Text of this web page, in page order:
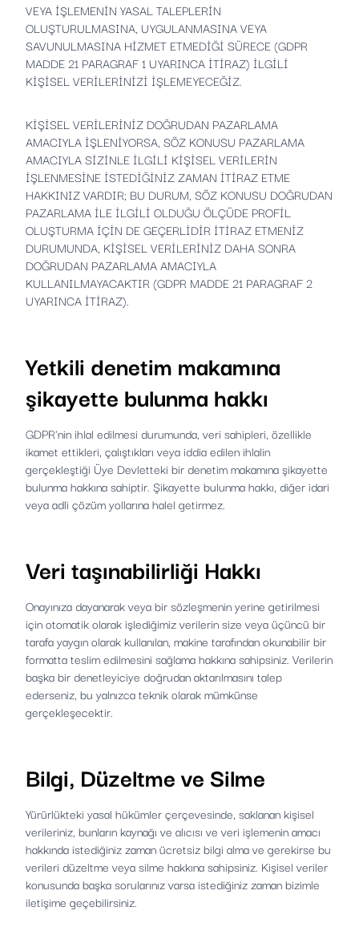
VEYA İŞLEMENİN YASAL TALEPLERİN
OLUŞTURULMASINA, UYGULANMASINA VEYA
SAVUNULMASINA HİZMET ETMEDİĞİ SÜRECE (GDPR
MADDE 21 PARAGRAF 1 UYARINCA İTİRAZ) İLGİLİ
KİŞİSEL VERİLERİNİZİ İŞLEMEYECEĞİZ.
KİŞİSEL VERİLERİNİZ DOĞRUDAN PAZARLAMA
AMACIYLA İŞLENİYORSA, SÖZ KONUSU PAZARLAMA
AMACIYLA SİZİNLE İLGİLİ KİŞİSEL VERİLERİN
İŞLENMESİNE İSTEDİĞİNİZ ZAMAN İTİRAZ ETME
HAKKINIZ VARDIR; BU DURUM, SÖZ KONUSU DOĞRUDAN
PAZARLAMA İLE İLGİLİ OLDUĞU ÖLÇÜDE PROFİL
OLUŞTURMA İÇİN DE GEÇERLİDİR İTİRAZ ETMENİZ
DURUMUNDA, KİŞİSEL VERİLERİNİZ DAHA SONRA
DOĞRUDAN PAZARLAMA AMACIYLA
KULLANILMAYACAKTIR (GDPR MADDE 21 PARAGRAF 2
UYARINCA İTİRAZ).
Yetkili denetim makamına
şikayette bulunma hakkı
GDPR'nin ihlal edilmesi durumunda, veri sahipleri, özellikle
ikamet ettikleri, çalıştıkları veya iddia edilen ihlalin
gerçekleştiği Üye Devletteki bir denetim makamına şikayette
bulunma hakkına sahiptir. Şikayette bulunma hakkı, diğer idari
veya adli çözüm yollarına halel getirmez.
Veri taşınabilirliği Hakkı
Onayınıza dayanarak veya bir sözleşmenin yerine getirilmesi
için otomatik olarak işlediğimiz verilerin size veya üçüncü bir
tarafa yaygın olarak kullanılan, makine tarafından okunabilir bir
formatta teslim edilmesini sağlama hakkına sahipsiniz. Verilerin
başka bir denetleyiciye doğrudan aktarılmasını talep
ederseniz, bu yalnızca teknik olarak mümkünse
gerçekleşecektir.
Bilgi, Düzeltme ve Silme
Yürürlükteki yasal hükümler çerçevesinde, saklanan kişisel
verileriniz, bunların kaynağı ve alıcısı ve veri işlemenin amacı
hakkında istediğiniz zaman ücretsiz bilgi alma ve gerekirse bu
verileri düzeltme veya silme hakkına sahipsiniz. Kişisel veriler
konusunda başka sorularınız varsa istediğiniz zaman bizimle
iletişime geçebilirsiniz.